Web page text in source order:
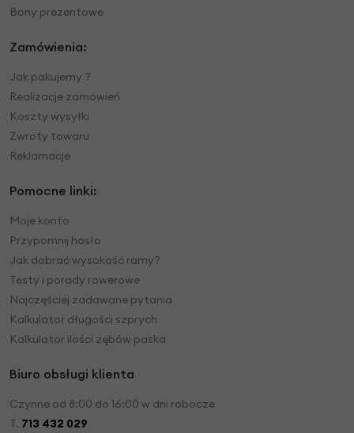
Bony prezentowe
Zamówienia:
Jak pakujemy ?
Realizacje zamówień
Koszty wysyłki
Zwroty towaru
Reklamacje
Pomocne linki:
Moje konto
Przypomnij hasło
Jak dobrać wysokość ramy?
Testy i porady rowerowe
Najczęściej zadawane pytania
Kalkulator długości szprych
Kalkulator ilości zębów paska
Biuro obsługi klienta
Czynne od 8:00 do 16:00 w dni robocze
T. 713 432 029